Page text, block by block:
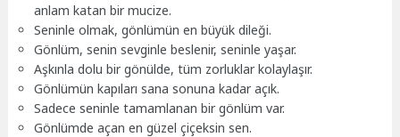
anlam katan bir mucize.
Seninle olmak, gönlümün en büyük dileği.
Gönlüm, senin sevginle beslenir, seninle yaşar.
Aşkınla dolu bir gönülde, tüm zorluklar kolaylaşır.
Gönlümün kapıları sana sonuna kadar açık.
Sadece seninle tamamlanan bir gönlüm var.
Gönlümde açan en güzel çiçeksin sen.